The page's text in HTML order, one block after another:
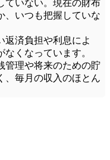
いない。 現在の財布
、いつも把握していな
返済負担や利息によ
くなっています。
管理や将来のための貯
、毎月の収入のほとん